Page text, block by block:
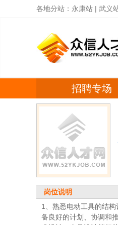
各地分站： 永康站 | 武义
招聘专场
岗位说明
1、熟悉电动工具的‌结
备良好的计划、协调和